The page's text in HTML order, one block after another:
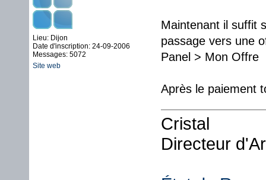
Lieu: Dijon
Date d'inscription: 24-09-2006
Messages: 5072
Site web
Maintenant il suffit
passage vers une
Panel > Mon Offre
Après le paiement
Cristal
Directeur